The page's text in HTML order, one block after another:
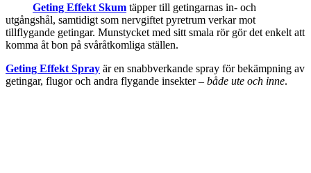
Geting Effekt Skum täpper till getingarnas in- och
utgångshål, samtidigt som nervgiftet pyretrum verkar mot
tillflygande getingar. Munstycket med sitt smala rör gör det enkelt att
komma åt bon på svåråtkomliga ställen.
Geting Effekt Spray är en snabbverkande spray för bekämpning av
getingar, flugor och andra flygande insekter – både ute och inne.